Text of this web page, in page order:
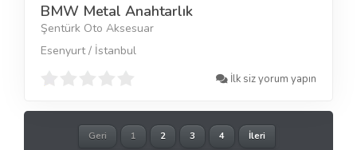
BMW Metal Anahtarlık
Şentürk Oto Aksesuar
Esenyurt / İstanbul
İlk siz yorum yapın
Geri 1 2 3 4 İleri